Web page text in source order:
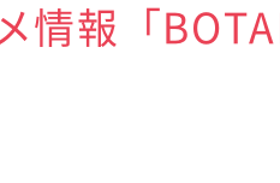
情報「